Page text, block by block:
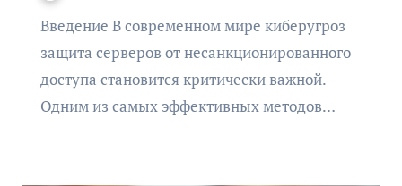
Введение В современном мире киберугроз
защита серверов от несанкционированного
доступа становится критически важной.
Одним из самых эффективных методов…